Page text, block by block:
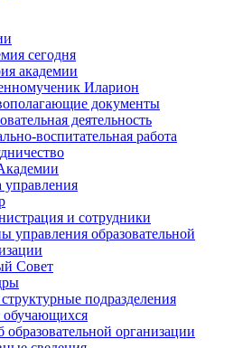
сегодня
академии
Иларион
документы
деятельность
воспитательная работа
управления
и сотрудники
управления образовательной
Совет
подразделения
обучающихся
образовательной организации